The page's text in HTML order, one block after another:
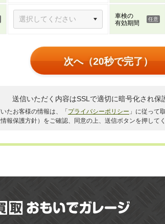
車検の
有効期間
次へ（20秒で完了）
送信いただく内容はSSLで適切に暗号化され保
たお客様の情報は、「 プライバシーポリシー 」に従って
報保護方針）をご確認、同意の上、送信ボタンを押してく